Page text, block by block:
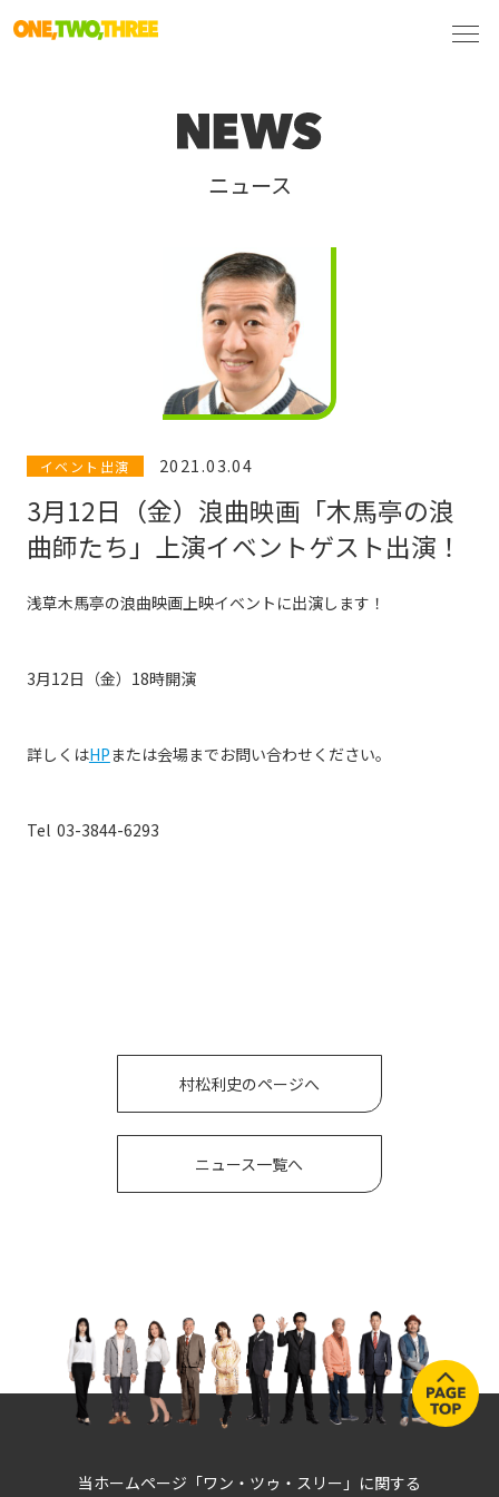
ニュース
イベント出演 2021.03.04
3月12日（金）浪曲映画「木馬亭の浪
曲師たち」上演イベントゲスト出演！
浅草木馬亭の浪曲映画上映イベントに出演します！
3月12日（金）18時開演
詳しくはHPまたは会場までお問い合わせください。
Tel 03-3844-6293
村松利史のページへ
ニュース一覧へ
当ホームページ「ワン・ツゥ・スリー」に関する